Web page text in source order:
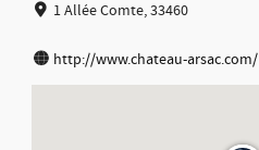
1 Allée Comte, 33460
http://www.chateau-arsac.com/